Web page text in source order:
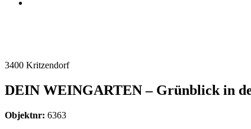
3400 Kritzendorf
DEIN WEINGARTEN – Grünblick in
Objektnr: 6363